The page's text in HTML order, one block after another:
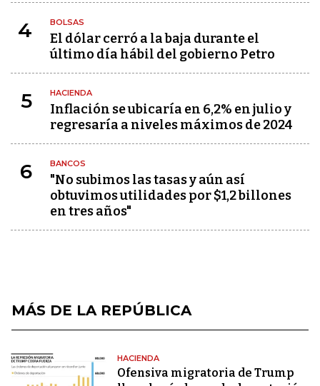
4 BOLSAS
El dólar cerró a la baja durante el
último día hábil del gobierno Petro
5 HACIENDA
Inflación se ubicaría en 6,2% en julio y
regresaría a niveles máximos de 2024
6 BANCOS
"No subimos las tasas y aún así
obtuvimos utilidades por $1,2 billones
en tres años"
MÁS DE LA REPÚBLICA
HACIENDA
Ofensiva migratoria de Trump